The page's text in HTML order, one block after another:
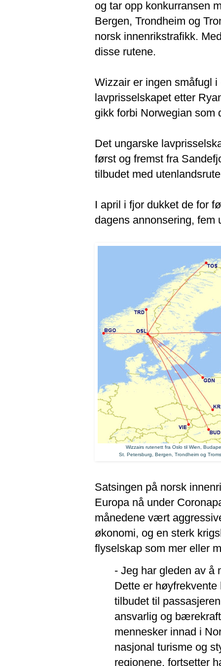
og tar opp konkurransen
Bergen, Trondheim og
norsk innenrikstrafikk.
disse rutene.
Wizzair er ingen småfugl
lavprisselskapet etter
gikk forbi Norwegian som
Det ungarske
først og fremst fra
tilbudet med
I april i fjor dukket de for
dagens annonsering, fem
Wizzairs rutenett fra Oslo til Wien,
St. Petersburg, Bergen, Trondheim og
Satsingen på norsk
Europa nå under
månedene vært
økonomi, og en sterk
flyselskap som mer eller
- Jeg har gleden av å
Dette er
tilbudet til
ansvarlig og
mennesker innad i
nasjonal turisme og
regionene, fortsetter